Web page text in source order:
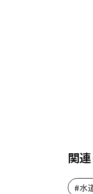
関
#水